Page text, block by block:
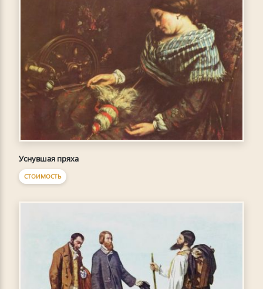
Уснувшая пряха
СТОИМОСТЬ